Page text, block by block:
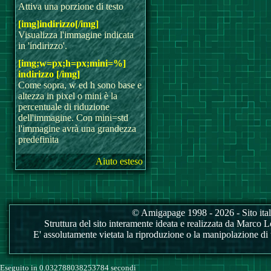
Attiva una porzione di testo
[img]indirizzo[/img]
Visualizza l'immagine indicata
in 'indirizzo'.
[img;w=px;h=px;mini=%]
indirizzo [/img]
Come sopra, w ed h sono base e
altezza in pixel o mini è la
percentuale di riduzione
dell'immagine. Con mini=std
l'immagine avrà una grandezza
predefinita
Aiuto esteso
© Amigapage 1998 - 2026 - Sito
Struttura del sito interamente ideata e realizzata da
E' assolutamente vietata la riproduzione o la manipolazione
Eseguito in 0.032788038253784 secondi